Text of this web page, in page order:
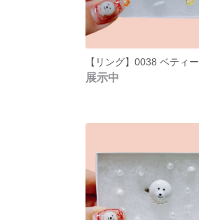
【リング】0038 ベティー
展示中